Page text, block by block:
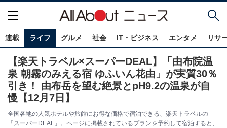
連載 ライフ グルメ 社会 IT・ビジネス エンタメ リサ
【楽天トラベル×スーパーDEAL】「由布院温
泉 朝霧のみえる宿 ゆふいん花由」が実質30％
引き！ 由布岳を望む絶景とpH9.2の温泉が自
慢【12月7日】
全国各地の人気ホテルや旅館にお得な価格で宿泊できる、楽天トラベルの
「スーパーDEAL」。ページに掲載されているプランを予約して宿泊すると、